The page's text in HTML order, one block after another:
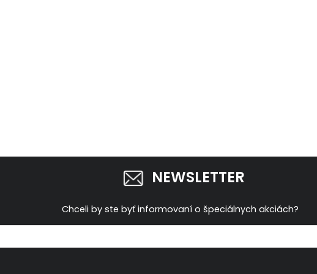
NEWSLETTER
Chceli by ste byť informovaní o špeciálnych akciách?